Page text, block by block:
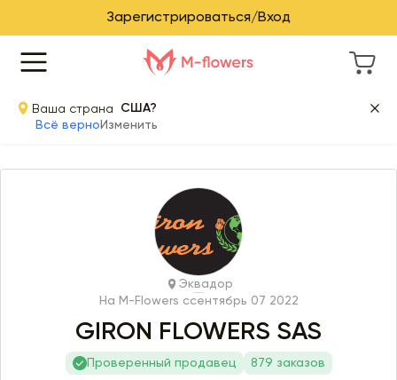
Зарегистрироваться/Вход
Ваша страна
США?
Всё верно Изменить
Эквадор
На M-Flowers ссентябрь 07 2022
GIRON FLOWERS SAS
Проверенный продавец 879 заказов